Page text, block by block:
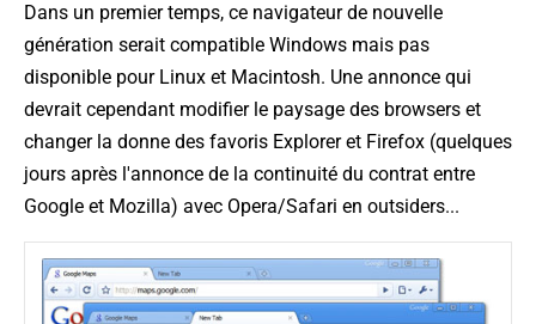
Dans un premier temps, ce navigateur de nouvelle
génération serait compatible Windows mais pas
disponible pour Linux et Macintosh. Une annonce qui
devrait cependant modifier le paysage des browsers et
changer la donne des favoris Explorer et Firefox (quelques
jours après l'annonce de la continuité du contrat entre
Google et Mozilla) avec Opera/Safari en outsiders...